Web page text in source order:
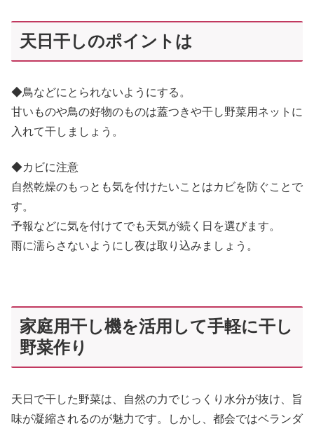
天日干しのポイントは
◆鳥などにとられないようにする。
甘いものや鳥の好物のものは蓋つきや干し野菜用ネットに
入れて干しましょう。
◆カビに注意
自然乾燥のもっとも気を付けたいことはカビを防ぐことで
す。
予報などに気を付けてでも天気が続く日を選びます。
雨に濡らさないようにし夜は取り込みましょう。
家庭用干し機を活用して手軽に干し
野菜作り
天日で干した野菜は、自然の力でじっくり水分が抜け、旨
味が凝縮されるのが魅力です。しかし、都会ではベランダ